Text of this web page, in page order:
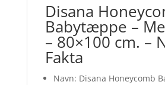
Disana
Babytæppe –
– 80×100 cm. –
Fakta
Navn: Disana Honeycomb